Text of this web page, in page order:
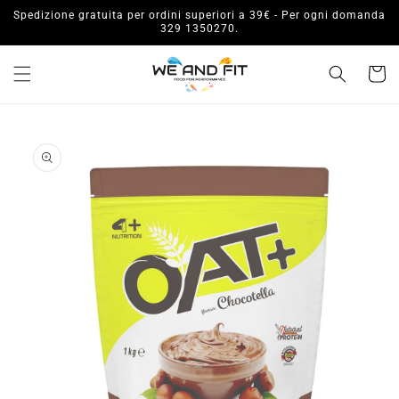
direttamente
Spedizione gratuita per ordini superiori a 39€ - Per ogni domanda
329 1350270.
Carrello
informazioni
sul prodotto